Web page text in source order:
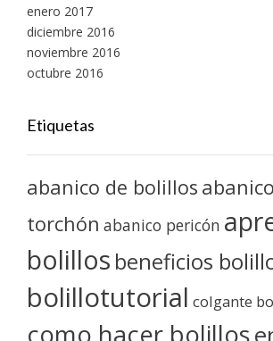
enero 2017
diciembre 2016
noviembre 2016
octubre 2016
Etiquetas
abanico de bolillos
torchón abanico pericón
bolillos beneficios
bolillotutorial colgante
como hacer bolillos